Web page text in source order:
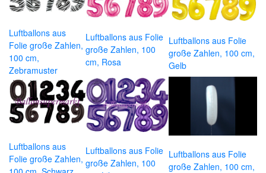
Luftballons aus
Folie große Zahlen,
100 cm,
Zebramuster
Luftballons aus Folie
große Zahlen, 100
cm, Rosa
Luftballons aus Folie
große Zahlen, 100 cm,
Gelb
Luftballons aus
Folie große Zahlen,
Luftballons aus Folie
große Zahlen, 100
Luftballons aus Folie
große Zahlen, 100 cm,